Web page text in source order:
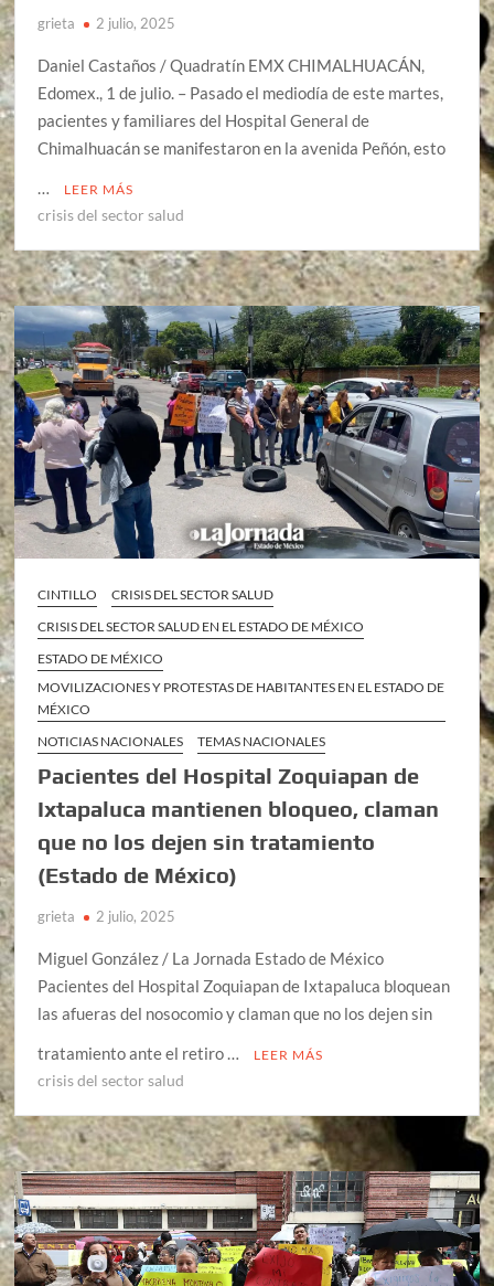
grieta 2 julio, 2025
Daniel Castaños / Quadratín EMX CHIMALHUACÁN,
Edomex., 1 de julio. – Pasado el mediodía de este martes,
pacientes y familiares del Hospital General de
Chimalhuacán se manifestaron en la avenida Peñón, esto
…
LEER MÁS
crisis del sector salud
CINTILLO
CRISIS DEL SECTOR SALUD
CRISIS DEL SECTOR SALUD EN EL ESTADO DE MÉXICO
ESTADO DE MÉXICO
MOVILIZACIONES Y PROTESTAS DE HABITANTES EN EL ESTADO DE
MÉXICO
NOTICIAS NACIONALES
TEMAS NACIONALES
Pacientes del Hospital Zoquiapan de
Ixtapaluca mantienen bloqueo, claman
que no los dejen sin tratamiento
(Estado de México)
grieta 2 julio, 2025
Miguel González / La Jornada Estado de México
Pacientes del Hospital Zoquiapan de Ixtapaluca bloquean
las afueras del nosocomio y claman que no los dejen sin
tratamiento ante el retiro …
LEER MÁS
crisis del sector salud